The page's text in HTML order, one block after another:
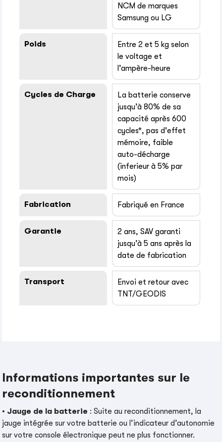
NCM de marques
Samsung ou LG
Poids
Entre 2 et 5 kg selon
le voltage et
l’ampère-heure
Cycles de Charge
La batterie conserve
jusqu’à 80% de sa
capacité après 600
cycles*, pas d'effet
mémoire, faible
auto-décharge
(inferieur à 5% par
mois)
Fabrication Fabriqué en France
Garantie
2 ans, SAV garanti
jusqu’à 5 ans après la
date de fabrication
Transport
Envoi et retour avec
TNT/GEODIS
Informations importantes sur le
reconditionnement
• Jauge de la batterie : Suite au reconditionnement, la
jauge intégrée sur votre batterie ou l’indicateur d’autonomie
sur votre console électronique peut ne plus fonctionner.